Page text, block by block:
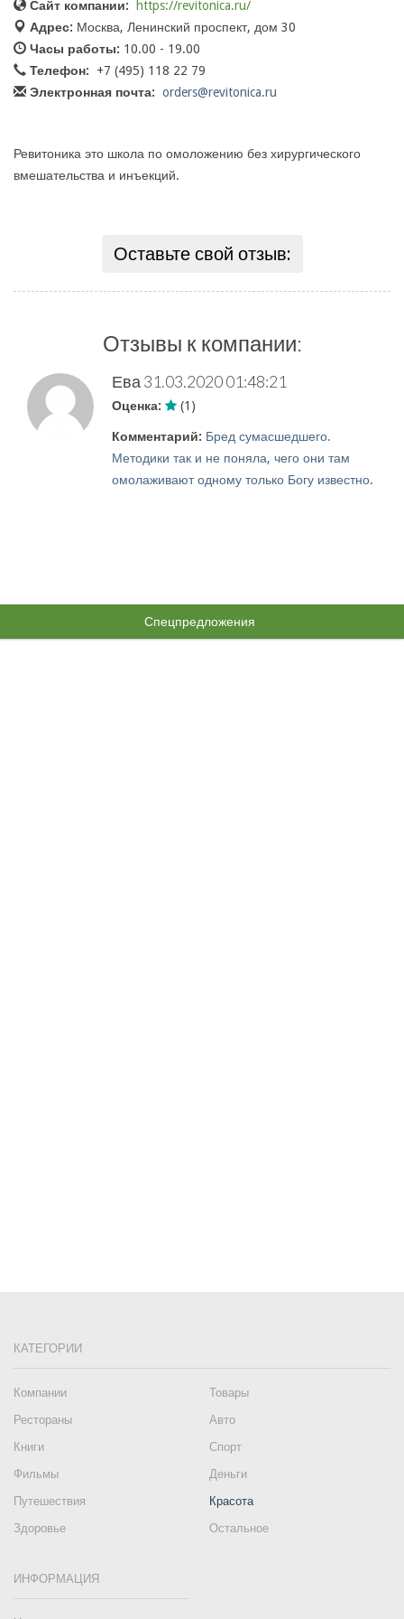
Сайт компании:
https://revitonica.ru/
Адрес: Москва, Ленинский проспект, дом 30
Часы работы: 10.00 - 19.00
Телефон:
+7 (495) 118 22 79
Электронная почта: orders@revitonica.ru
Ревитоника это школа по омоложению без хирургического
вмешательства и инъекций.
Оставьте свой отзыв:
Отзывы к компании:
Ева 31.03.2020 01:48:21
Оценка: (1)
Комментарий: Бред сумасшедшего.
Методики так и не поняла, чего они там
омолаживают одному только Богу известно.
Спецпредложения
КАТЕГОРИИ
Компании
Товары
Рестораны
Авто
Книги
Спорт
Фильмы
Деньги
Путешествия
Красота
Здоровье
Остальное
ИНФОРМАЦИЯ